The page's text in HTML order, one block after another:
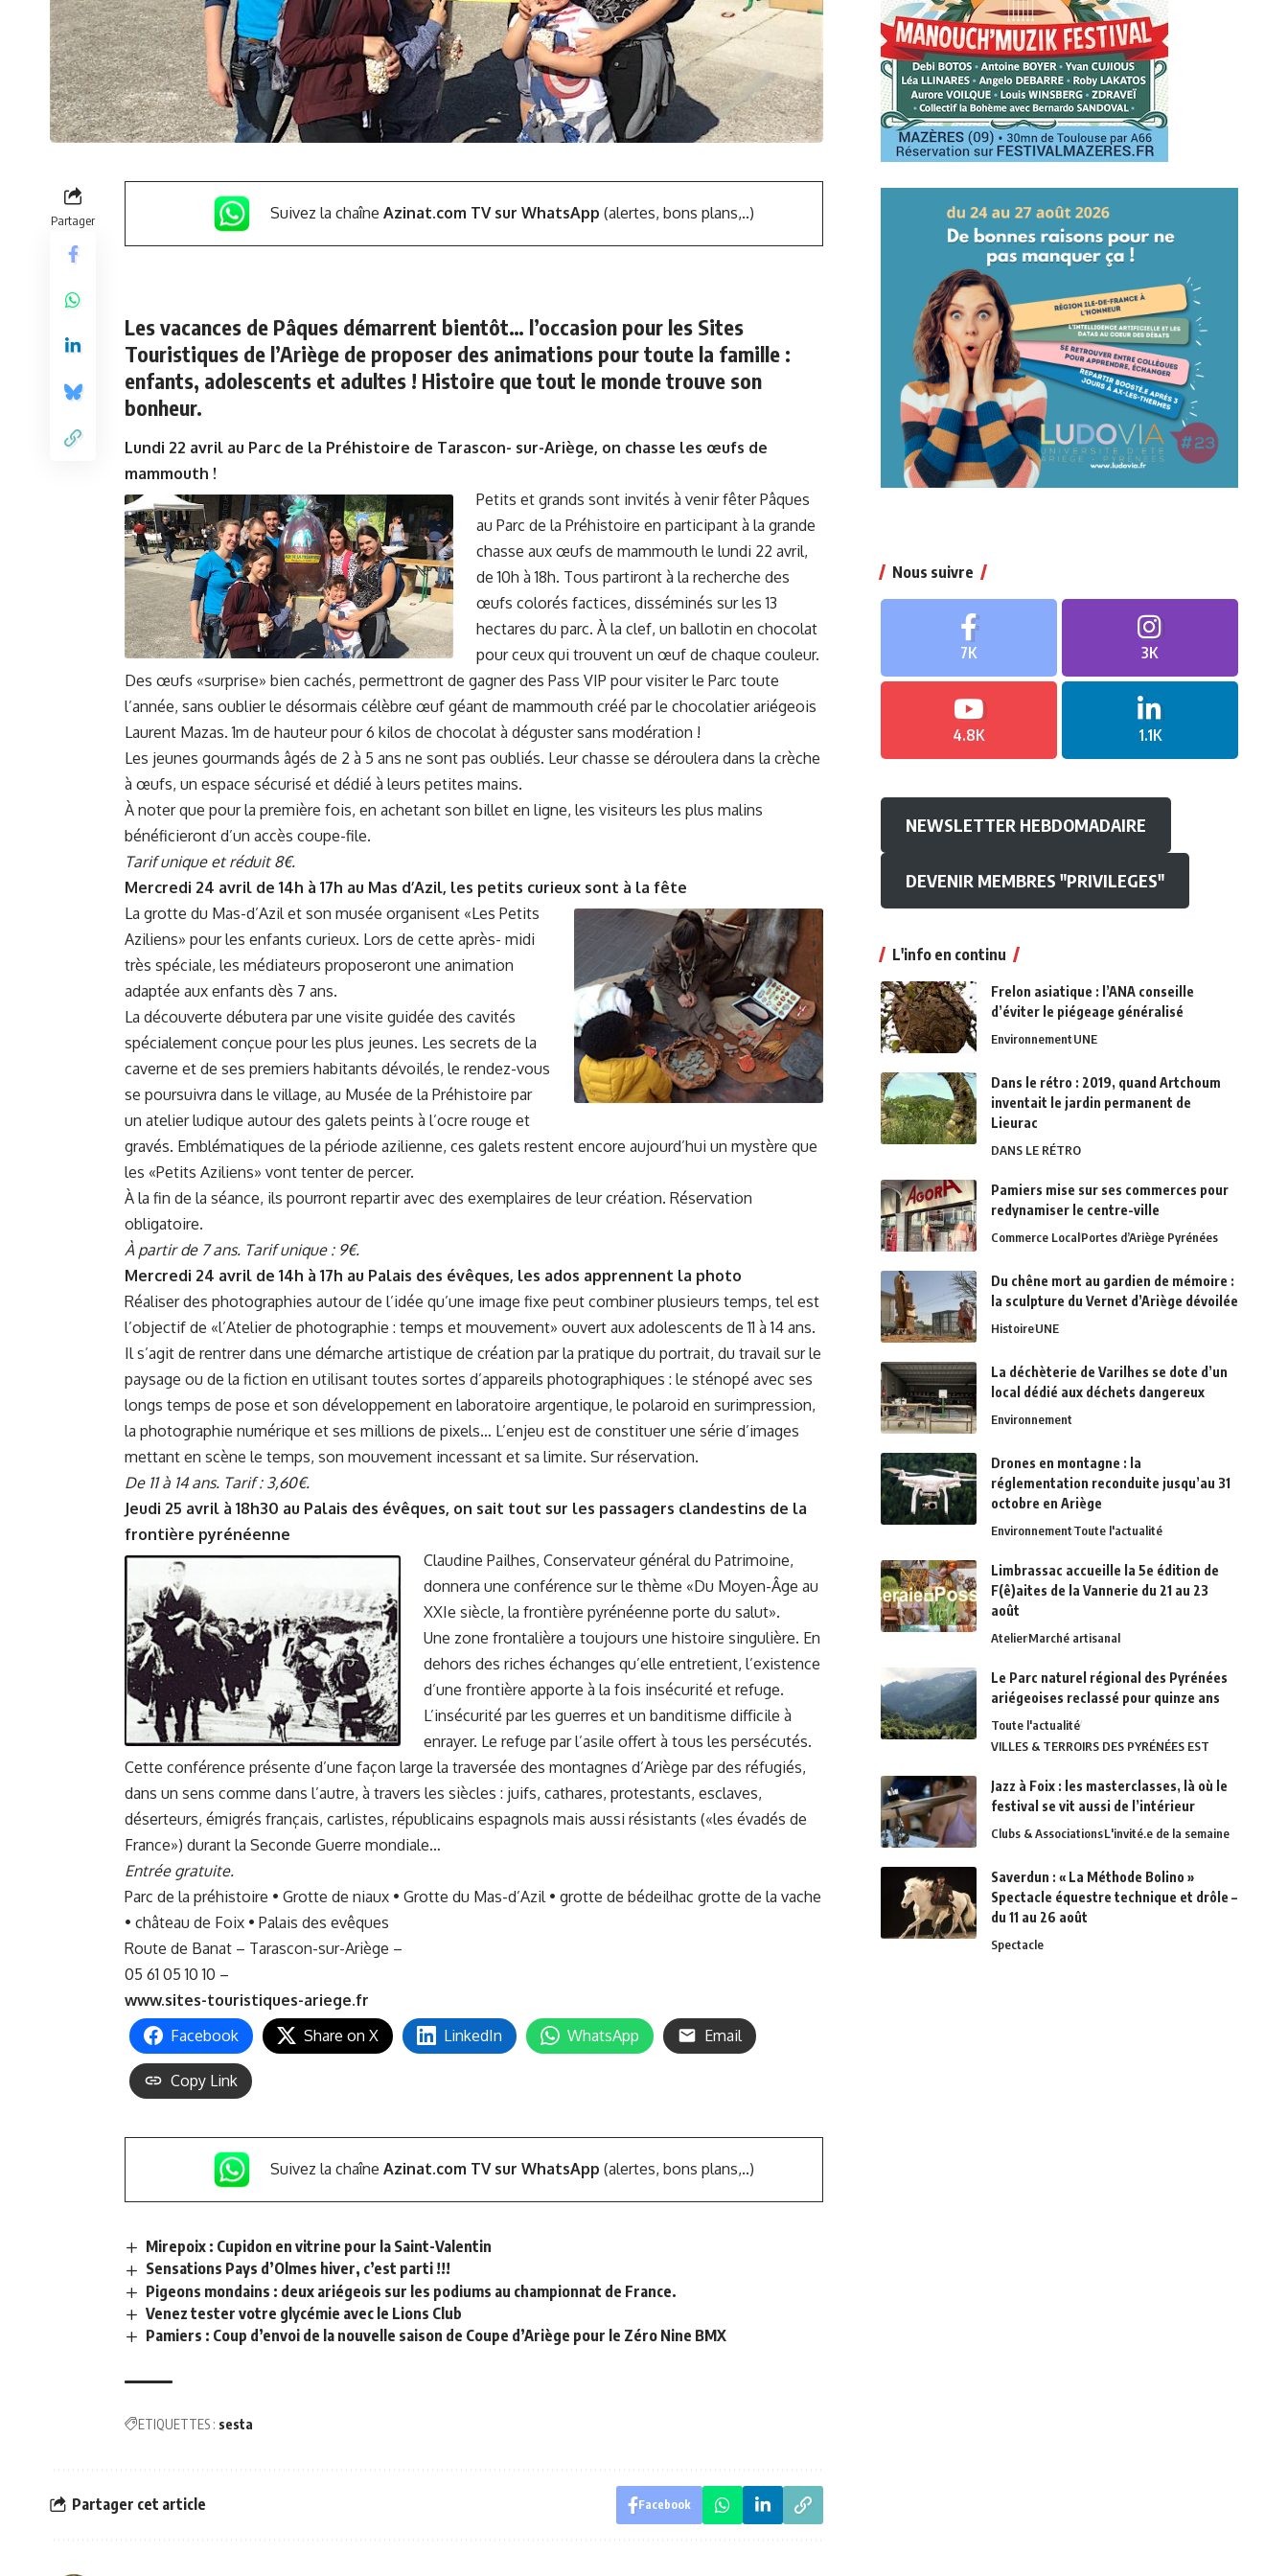
Partager Suivez la chaîne Azinat.com TV sur WhatsApp (alertes, bons plans,..)
Les vacances de Pâques démarrent bientôt… l’occasion pour les Sites
Touristiques de l’Ariège de proposer des animations pour toute la famille :
enfants, adolescents et adultes ! Histoire que tout le monde trouve son
bonheur.
Lundi 22 avril au Parc de la Préhistoire de Tarascon- sur-Ariège, on chasse les œufs de
mammouth !
Petits et grands sont invités à venir fêter Pâques
au Parc de la Préhistoire en participant à la grande
chasse aux œufs de mammouth le lundi 22 avril,
de 10h à 18h. Tous partiront à la recherche des
œufs colorés factices, disséminés sur les 13
hectares du parc. À la clef, un ballotin en chocolat
pour ceux qui trouvent un œuf de chaque couleur.
Des œufs «surprise» bien cachés, permettront de gagner des Pass VIP pour visiter le Parc toute
l’année, sans oublier le désormais célèbre œuf géant de mammouth créé par le chocolatier ariégeois
Laurent Mazas. 1m de hauteur pour 6 kilos de chocolat à déguster sans modération !
Les jeunes gourmands âgés de 2 à 5 ans ne sont pas oubliés. Leur chasse se déroulera dans la crèche
à œufs, un espace sécurisé et dédié à leurs petites mains.
À noter que pour la première fois, en achetant son billet en ligne, les visiteurs les plus malins
bénéficieront d’un accès coupe-file.
Tarif unique et réduit 8€.
Mercredi 24 avril de 14h à 17h au Mas d’Azil, les petits curieux sont à la fête
La grotte du Mas-d’Azil et son musée organisent «Les Petits
Aziliens» pour les enfants curieux. Lors de cette après- midi
très spéciale, les médiateurs proposeront une animation
adaptée aux enfants dès 7 ans.
La découverte débutera par une visite guidée des cavités
spécialement conçue pour les plus jeunes. Les secrets de la
caverne et de ses premiers habitants dévoilés, le rendez-vous
se poursuivra dans le village, au Musée de la Préhistoire par
un atelier ludique autour des galets peints à l’ocre rouge et
gravés. Emblématiques de la période azilienne, ces galets restent encore aujourd’hui un mystère que
les «Petits Aziliens» vont tenter de percer.
À la fin de la séance, ils pourront repartir avec des exemplaires de leur création. Réservation
obligatoire.
À partir de 7 ans. Tarif unique : 9€.
Mercredi 24 avril de 14h à 17h au Palais des évêques, les ados apprennent la photo
Réaliser des photographies autour de l’idée qu’une image fixe peut combiner plusieurs temps, tel est
l’objectif de «l’Atelier de photographie : temps et mouvement» ouvert aux adolescents de 11 à 14 ans.
Il s’agit de rentrer dans une démarche artistique de création par la pratique du portrait, du travail sur le
paysage ou de la fiction en utilisant toutes sortes d’appareils photographiques : le sténopé avec ses
longs temps de pose et son développement en laboratoire argentique, le polaroid en surimpression,
la photographie numérique et ses millions de pixels… L’enjeu est de constituer une série d’images
mettant en scène le temps, son mouvement incessant et sa limite. Sur réservation.
De 11 à 14 ans. Tarif : 3,60€.
Jeudi 25 avril à 18h30 au Palais des évêques, on sait tout sur les passagers clandestins de la
frontière pyrénéenne
Claudine Pailhes, Conservateur général du Patrimoine,
donnera une conférence sur le thème «Du Moyen-Âge au
XXIe siècle, la frontière pyrénéenne porte du salut».
Une zone frontalière a toujours une histoire singulière. En
dehors des riches échanges qu’elle entretient, l’existence
d’une frontière apporte à la fois insécurité et refuge.
L’insécurité par les guerres et un banditisme difficile à
enrayer. Le refuge par l’asile offert à tous les persécutés.
Cette conférence présente d’une façon large la traversée des montagnes d’Ariège par des réfugiés,
dans un sens comme dans l’autre, à travers les siècles : juifs, cathares, protestants, esclaves,
déserteurs, émigrés français, carlistes, républicains espagnols mais aussi résistants («les évadés de
France») durant la Seconde Guerre mondiale…
Entrée gratuite.
Parc de la préhistoire • Grotte de niaux • Grotte du Mas-d’Azil • grotte de bédeilhac grotte de la vache
• château de Foix • Palais des evêques
Route de Banat – Tarascon-sur-Ariège –
05 61 05 10 10 –
www.sites-touristiques-ariege.fr
Facebook
Share on X LinkedIn WhatsApp Email
Copy Link
Suivez la chaîne Azinat.com TV sur WhatsApp (alertes, bons plans,..)
Mirepoix : Cupidon en vitrine pour la Saint-Valentin
Sensations Pays d’Olmes hiver, c’est parti !!!
Pigeons mondains : deux ariégeois sur les podiums au championnat de France.
Venez tester votre glycémie avec le Lions Club
Pamiers : Coup d’envoi de la nouvelle saison de Coupe d’Ariège pour le Zéro Nine BMX
ETIQUETTES : sesta
Partager cet article Facebook
Nous suivre
7K 3K
4.8K 1.1K
NEWSLETTER HEBDOMADAIRE
DEVENIR MEMBRES "PRIVILEGES"
L'info en continu
Frelon asiatique : l’ANA conseille
d’éviter le piégeage généralisé
EnvironnementUNE
Dans le rétro : 2019, quand Artchoum
inventait le jardin permanent de
Lieurac
DANS LE RÉTRO
Pamiers mise sur ses commerces pour
redynamiser le centre-ville
Commerce LocalPortes d’Ariège Pyrénées
Du chêne mort au gardien de mémoire :
la sculpture du Vernet d’Ariège dévoilée
HistoireUNE
La déchèterie de Varilhes se dote d’un
local dédié aux déchets dangereux
Environnement
Drones en montagne : la
réglementation reconduite jusqu’au 31
octobre en Ariège
EnvironnementToute l'actualité
Limbrassac accueille la 5e édition de
F(ê)aites de la Vannerie du 21 au 23
août
AtelierMarché artisanal
Le Parc naturel régional des Pyrénées
ariégeoises reclassé pour quinze ans
Toute l'actualité
VILLES & TERROIRS DES PYRÉNÉES EST
Jazz à Foix : les masterclasses, là où le
festival se vit aussi de l’intérieur
Clubs & AssociationsL'invité.e de la semaine
Saverdun : « La Méthode Bolino »
Spectacle équestre technique et drôle –
du 11 au 26 août
Spectacle